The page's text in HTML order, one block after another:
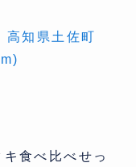
知県土佐町
食べ比べせっ